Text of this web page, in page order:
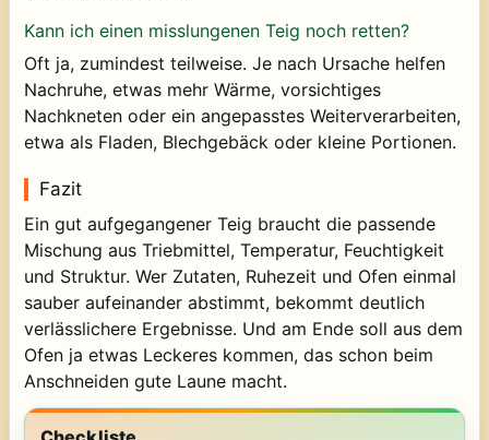
Kann ich einen misslungenen Teig noch retten?
Oft ja, zumindest teilweise. Je nach Ursache helfen
Nachruhe, etwas mehr Wärme, vorsichtiges
Nachkneten oder ein angepasstes Weiterverarbeiten,
etwa als Fladen, Blechgebäck oder kleine Portionen.
Fazit
Ein gut aufgegangener Teig braucht die passende
Mischung aus Triebmittel, Temperatur, Feuchtigkeit
und Struktur. Wer Zutaten, Ruhezeit und Ofen einmal
sauber aufeinander abstimmt, bekommt deutlich
verlässlichere Ergebnisse. Und am Ende soll aus dem
Ofen ja etwas Leckeres kommen, das schon beim
Anschneiden gute Laune macht.